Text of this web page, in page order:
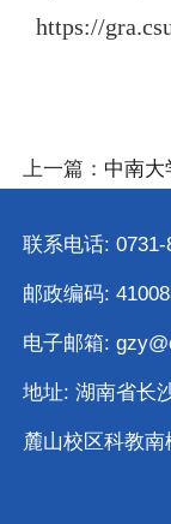
https://
上一篇： 中南大
联系电话: 0731-
邮政编码:
电子邮箱:
地址: 湖南省长
麓山校区科教